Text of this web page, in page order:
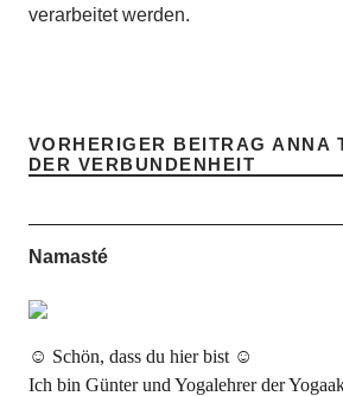
verarbeitet werden.
VORHERIGER BEITRAG ANNA
DER VERBUNDENHEIT
Namasté
☺ Schön, dass du hier bist ☺
Ich bin Günter und Yogalehrer der